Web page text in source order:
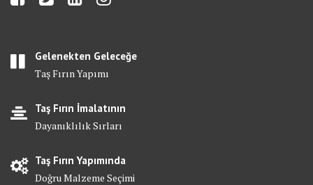
Gelenekten Geleceğe
Taş Fırın Yapımı
Taş Fırın İmalatının
Dayanıklılık Sırları
Taş Fırın Yapımında
Doğru Malzeme Seçimi